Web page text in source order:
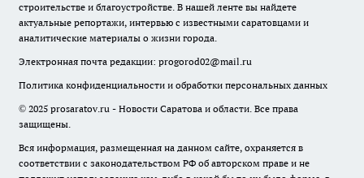
строительстве и благоустройстве. В нашей ленте вы найдете
актуальные репортажи, интервью с известными саратовцами и
аналитические материалы о жизни города.
Электронная почта редакции: progorod02@mail.ru
Политика конфиденциальности и обработки персональных данных
© 2025 prosaratov.ru - Новости Саратова и области. Все права
защищены.
Вся информация, размещенная на данном сайте, охраняется в
соответствии с законодательством РФ об авторском праве и не